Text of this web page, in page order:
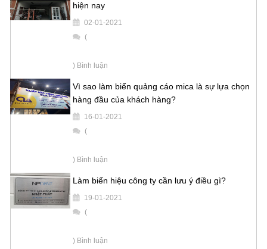
hiện nay
02-01-2021
(
) Bình luận
Vì sao làm biển quảng cáo mica là sự lựa chọn
hàng đầu của khách hàng?
16-01-2021
(
) Bình luận
Làm biển hiệu công ty cần lưu ý điều gì?
19-01-2021
(
) Bình luận